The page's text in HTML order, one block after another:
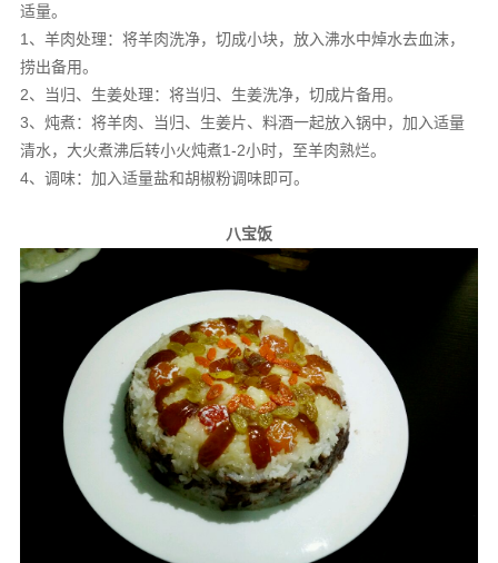
适量。
1、羊肉处理：将羊肉洗净，切成小块，放入沸水中焯水去血沫，
捞出备用。
2、当归、生姜处理：将当归、生姜洗净，切成片备用。
3、炖煮：将羊肉、当归、生姜片、料酒一起放入锅中，加入适量
清水，大火煮沸后转小火炖煮1-2小时，至羊肉熟烂。
4、调味：加入适量盐和胡椒粉调味即可。
八宝饭